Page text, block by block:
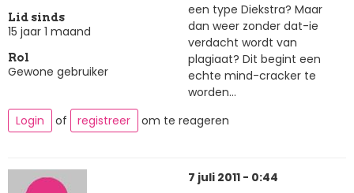
Lid sinds
15 jaar 1 maand
Rol
Gewone gebruiker
een type Diekstra? Maar
dan weer zonder dat-ie
verdacht wordt van
plagiaat? Dit begint een
echte mind-cracker te
worden...
Login
of registreer om te reageren
7 juli 2011 - 0:44